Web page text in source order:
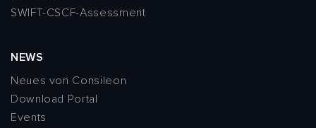
SWIFT-CSCF-Assessment
NEWS
Neues von Consileon
Download Portal
Events